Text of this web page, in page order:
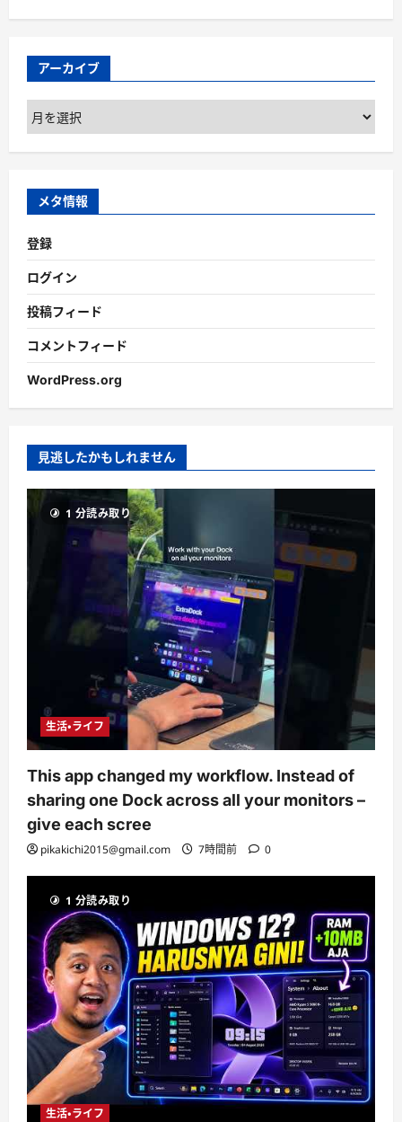
アーカイブ
ア
ー
カ
ブ
メタ情報
登録
ログイン
投稿フィード
コメントフィード
WordPress.org
見逃したかもしれません
1 分読み取り
生活・ライフ
This app changed my workflow. Instead of
sharing one Dock across all your monitors –
give each scree
pikakichi2015@gmail.com 7時間前 0
1 分読み取り
生活・ライフ